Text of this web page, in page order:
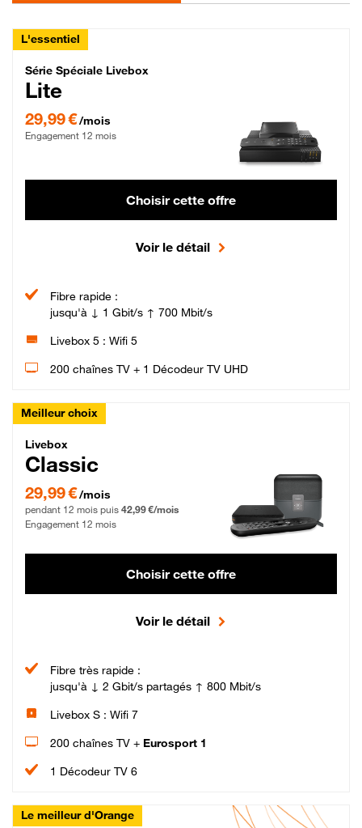
L'essentiel
Série Spéciale Livebox Lite Fibre
Série Spéciale Livebox
Lite
29,99 €/mois
Engagement 12 mois
Choisir cette offre
Voir le détail
Fibre rapide :
jusqu'à ↓ 1 Gbit/s ↑ 700 Mbit/s
Livebox 5 : Wifi 5
200 chaînes TV + 1 Décodeur TV UHD
Meilleur choix
Livebox Classic Fibre
Livebox
Classic
29,99 € par mois pendant 12 mois puis 42,99 € par mois, Engagement 12 mois
29,99 €/mois
pendant 12 mois puis 42,99 €/mois
Engagement 12 mois
Choisir cette offre
Voir le détail
Fibre très rapide :
jusqu'à ↓ 2 Gbit/s partagés ↑ 800 Mbit/s
Livebox S : Wifi 7
200 chaînes TV + Eurosport 1
1 Décodeur TV 6
Le meilleur d'Orange